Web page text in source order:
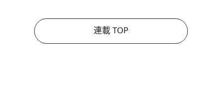
連載 TOP